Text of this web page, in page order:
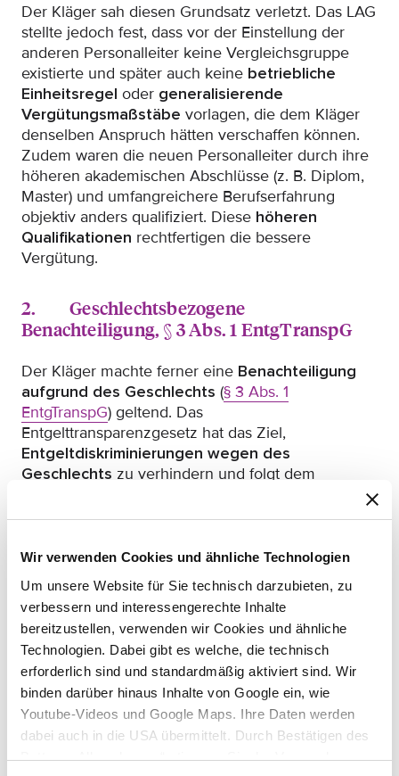
Wir verwenden Cookies und ähnliche Technologien
Um unsere Website für Sie technisch darzubieten, zu
verbessern und interessengerechte Inhalte
bereitzustellen, verwenden wir Cookies und ähnliche
Technologien. Dabei gibt es welche, die technisch
erforderlich sind und standardmäßig aktiviert sind. Wir
binden darüber hinaus Inhalte von Google ein, wie
Youtube-Videos und Google Maps. Ihre Daten werden
dabei auch in die USA übermittelt. Durch Bestätigen des
Buttons „Alle zulassen“ stimmen Sie der Verwendung zu.
Der Kläger sah diesen Grundsatz verletzt. Das LAG
stellte jedoch fest, dass vor der Einstellung der
anderen Personalleiter keine Vergleichsgruppe
existierte und später auch keine betriebliche
Einheitsregel oder generalisierende
Vergütungsmaßstäbe vorlagen, die dem Kläger
denselben Anspruch hätten verschaffen können.
Zudem waren die neuen Personalleiter durch ihre
höheren akademischen Abschlüsse (z. B. Diplom,
Master) und umfangreichere Berufserfahrung
objektiv anders qualifiziert. Diese höheren
Qualifikationen rechtfertigen die bessere
Vergütung.
2. Geschlechtsbezogene
Benachteiligung, § 3 Abs. 1 EntgTranspG
Der Kläger machte ferner eine Benachteiligung
aufgrund des Geschlechts (§ 3 Abs. 1
EntgTranspG) geltend. Das
Entgelttransparenzgesetz hat das Ziel,
Entgeltdiskriminierungen wegen des
Geschlechts zu verhindern und folgt dem
gleichwertige Arbeit“.
Hier fehlte es jedoch an jeglichen Anhaltspunkten,
männlichen Geschlechts geringer ausfiel. Zum
einen hatte die Beklagte sowohl mit einem Mann
als auch mit einer Frau dieselbe Vergütung für
dieselbe Tätigkeit als Personalleitung vereinbart.
Zum anderen wurde die höhere Vergütung nicht
durch das Geschlecht motiviert, sondern durch die
bessere berufliche Qualifikation und eine längere
und einschlägigere Berufserfahrung der beiden